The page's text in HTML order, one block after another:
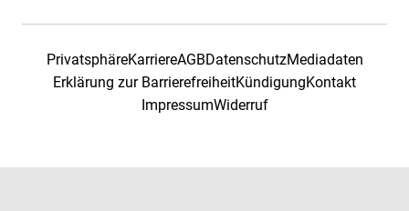
PrivatsphäreKarriereAGBDatenschutzMediadaten
Erklärung zur BarrierefreiheitKündigungKontakt
ImpressumWiderruf